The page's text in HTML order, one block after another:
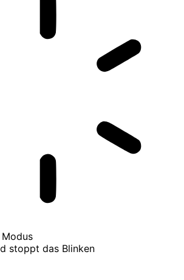
stoppt das Blinken